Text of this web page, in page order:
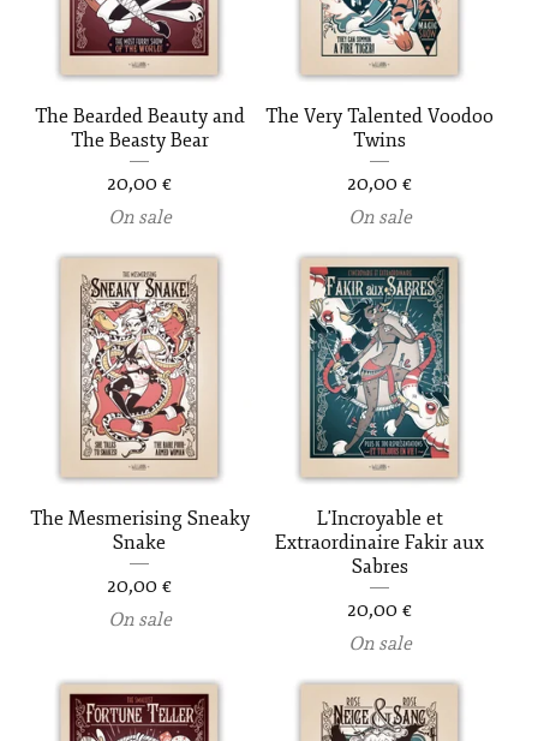
The Bearded Beauty and
The Beasty Bear
20,00 €
On sale
The Very Talented Voodoo
Twins
20,00 €
On sale
The Mesmerising Sneaky
Snake
20,00 €
On sale
L'Incroyable et
Extraordinaire Fakir aux
Sabres
20,00 €
On sale